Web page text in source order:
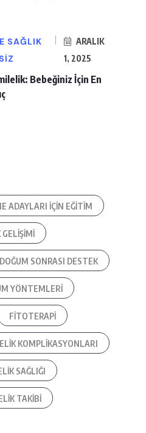
SAĞLIK
ARALIK
1, 2025
Bebeğiniz İçin En
ADAYLARI IÇIN EĞITIM
GELIŞIMI
DOĞUM SONRASI DESTEK
YÖNTEMLERI
FITOTERAPI
KOMPLIKASYONLARI
SAĞLIĞI
TAKIBI